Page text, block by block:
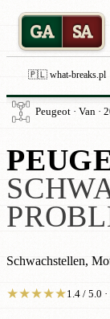
GA SA
🇵🇱 what-breaks.pl
Peugeot · Van ·
Schwachstellen,
★★★★★1.4 / 5.0